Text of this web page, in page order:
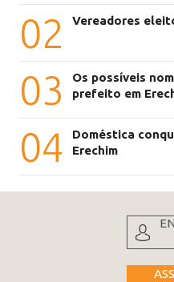
02 Vereadores
03
Os possíveis
prefeito em
04
Doméstica
Erechim